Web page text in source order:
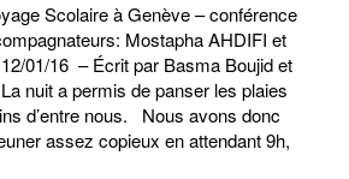
Scolaire à Genève – conférence
Mostapha AHDIFI et
01/16 – Écrit par Basma Boujid et
nuit a permis de panser les plaies
d’entre nous. Nous avons donc
assez copieux en attendant 9h,